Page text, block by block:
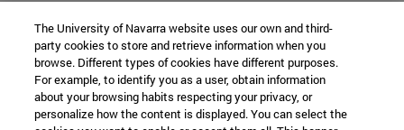
The University of Navarra website uses our own and third-
party cookies to store and retrieve information when you
browse. Different types of cookies have different purposes.
For example, to identify you as a user, obtain information
about your browsing habits respecting your privacy, or
personalize how the content is displayed. You can select the